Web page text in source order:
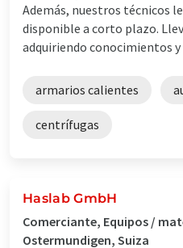
Además, nuestros técnicos
disponible a corto plazo.
adquiriendo conocimientos y
armarios calientes
centrífugas
Haslab GmbH
Comerciante, Equipos /
Ostermundigen, Suiza